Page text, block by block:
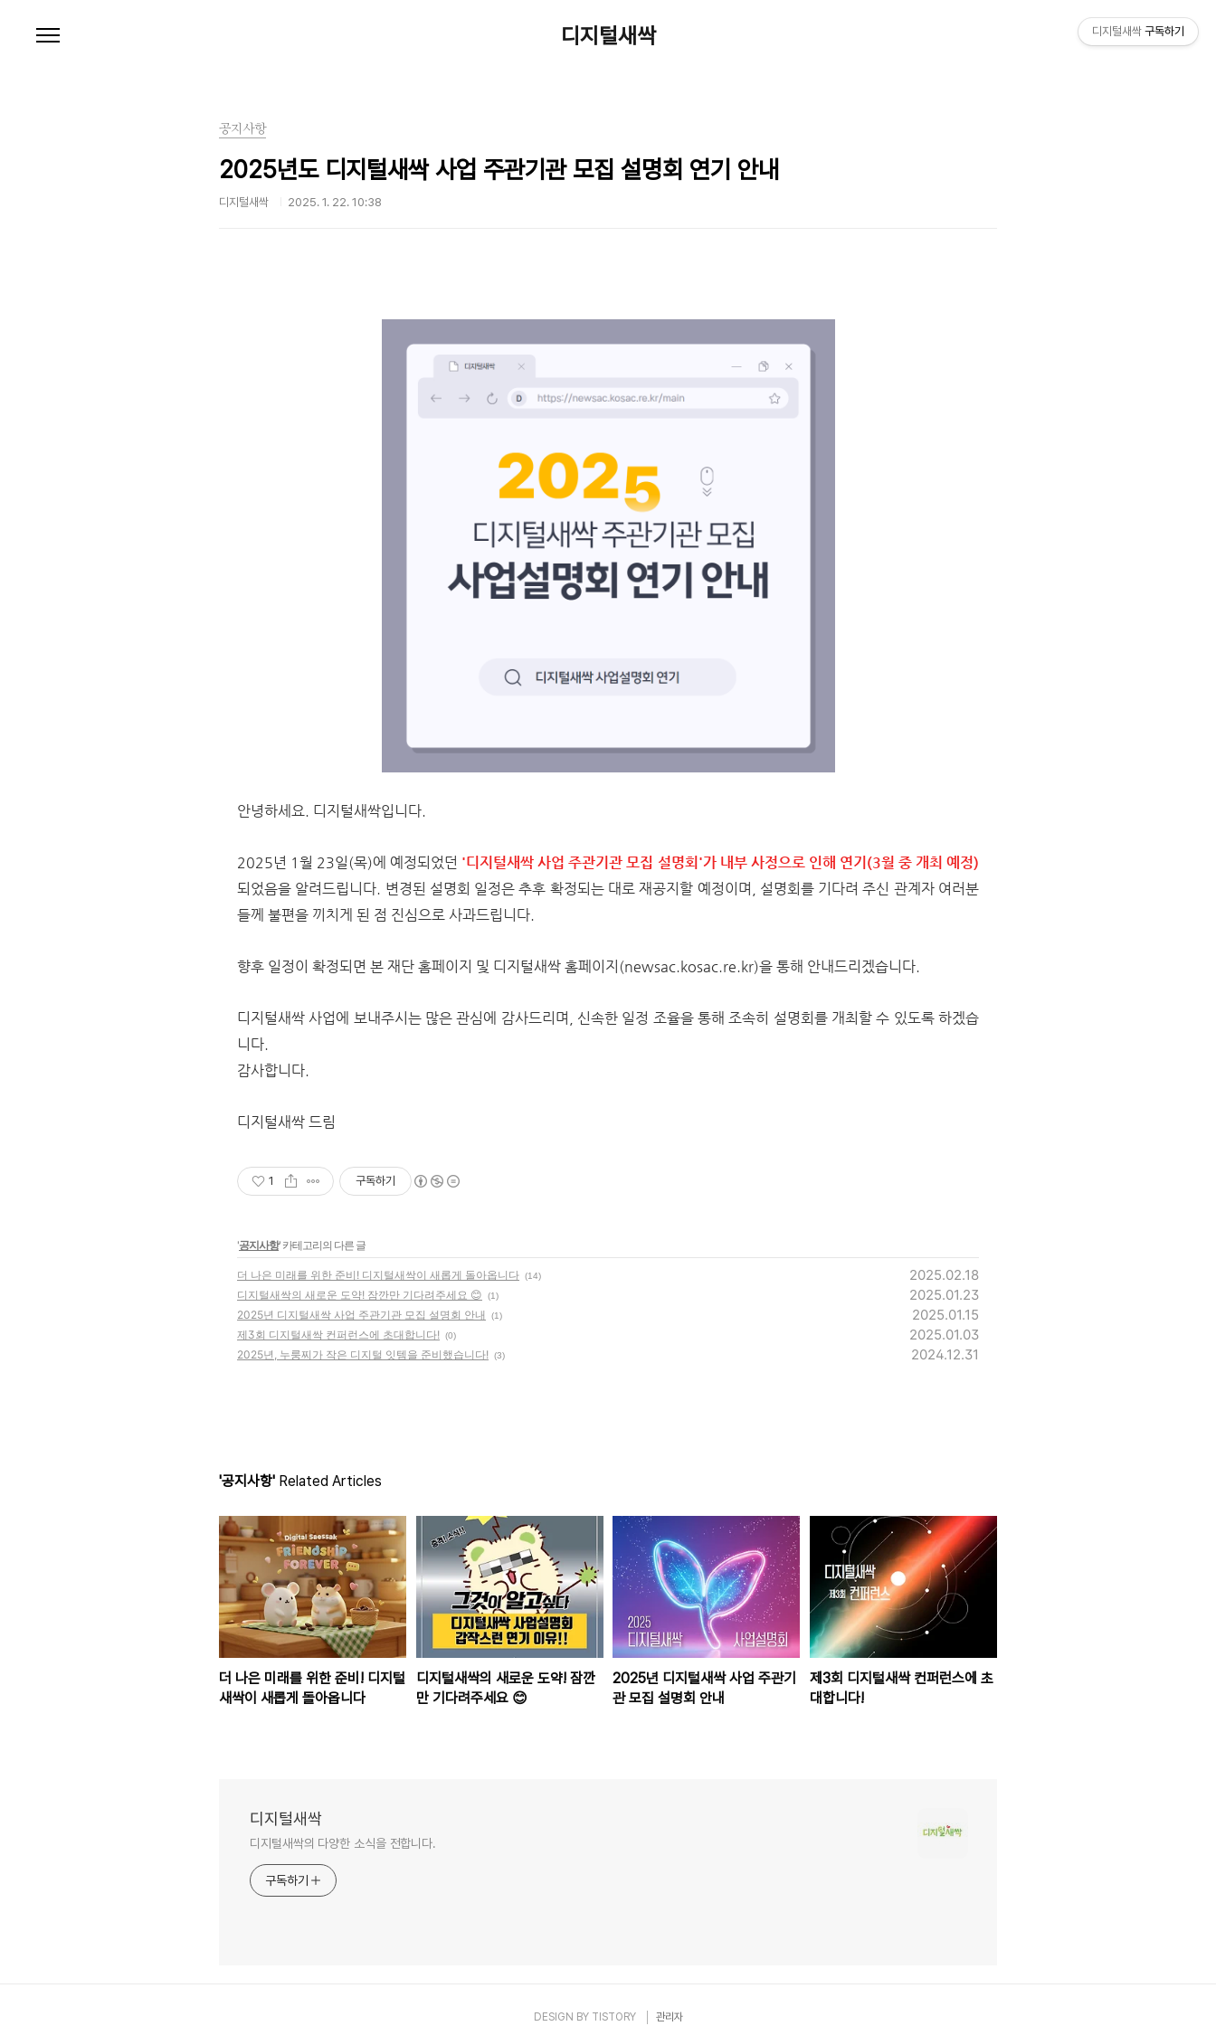
디지털새싹
공지사항
2025년도 디지털새싹 사업 주관기관 모집 설명회 연기 안내
디지털새싹 2025. 1. 22. 10:38
안녕하세요. 디지털새싹입니다.
2025년 1월 23일(목)에 예정되었던 '디지털새싹 사업 주관기관 모집 설명회'가 내부 사정으로 인해 연기(3월 중 개최 예정)
되었음을 알려드립니다. 변경된 설명회 일정은 추후 확정되는 대로 재공지할 예정이며, 설명회를 기다려 주신 관계자 여러분
들께 불편을 끼치게 된 점 진심으로 사과드립니다.
향후 일정이 확정되면 본 재단 홈페이지 및 디지털새싹 홈페이지(newsac.kosac.re.kr)을 통해 안내드리겠습니다.
디지털새싹 사업에 보내주시는 많은 관심에 감사드리며, 신속한 일정 조율을 통해 조속히 설명회를 개최할 수 있도록 하겠습
니다.
감사합니다.
디지털새싹 드림
1 구독하기
'공지사항' 카테고리의 다른 글
더 나은 미래를 위한 준비! 디지털새싹이 새롭게 돌아옵니다 (14) 2025.02.18
디지털새싹의 새로운 도약! 잠깐만 기다려주세요 😊 (1) 2025.01.23
2025년 디지털새싹 사업 주관기관 모집 설명회 안내 (1) 2025.01.15
제3회 디지털새싹 컨퍼런스에 초대합니다! (0) 2025.01.03
2025년, 누룽찌가 작은 디지털 잇템을 준비했습니다! (3) 2024.12.31
'공지사항' Related Articles
더 나은 미래를 위한 준비! 디지털
새싹이 새롭게 돌아옵니다
디지털새싹의 새로운 도약! 잠깐
만 기다려주세요 😊
2025년 디지털새싹 사업 주관기
관 모집 설명회 안내
제3회 디지털새싹 컨퍼런스에 초
대합니다!
디지털새싹
디지털새싹의 다양한 소식을 전합니다.
구독하기
DESIGN BY TISTORY 관리자
디지털새싹 구독하기